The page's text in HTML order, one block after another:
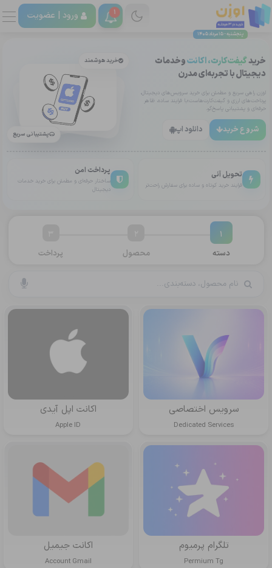
پنجشنبه - 15 مرداد 1405
1 ورود | عضویت
خریدگیفت‌کارت، اکانتوخدمات
دیجیتال با تجربه‌ای مدرن
اوزن راهی سریع و مطمئن برای خرید سرویس‌های دیجیتال،
پرداخت‌های ارزی و گیفت‌کارت‌هاست؛با فرایند ساده، ظاهر
حرفه‌ای و پشتیبانی پاسخ‌گو.
شروع خرید دانلود اپ
خرید هوشمند
پشتیبانی سریع
تحویل آنی
فرایند خرید کوتاه و ساده برای سفارش راحت‌تر
پرداخت امن
ساختار حرفه‌ای و مطمئن برای خرید خدمات
دیجیتال
1
دسته
محصول
پرداخت
سرویس اختصاصی
Dedicated Services
اکانت اپل آیدی
Apple ID
تلگرام پرمیوم
Permium Tg
اکانت جیمیل
Account Gmail